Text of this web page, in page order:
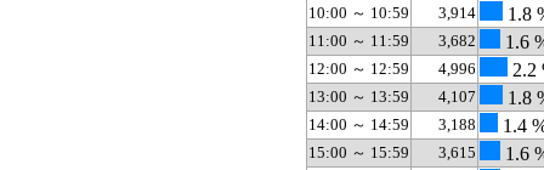
10:00 ～ 10:59 3,914 1.8
11:00 ～ 11:59 3,682 1.6
12:00 ～ 12:59 4,996 2.2
13:00 ～ 13:59 4,107 1.8
14:00 ～ 14:59 3,188 1.4
15:00 ～ 15:59 3,615 1.6